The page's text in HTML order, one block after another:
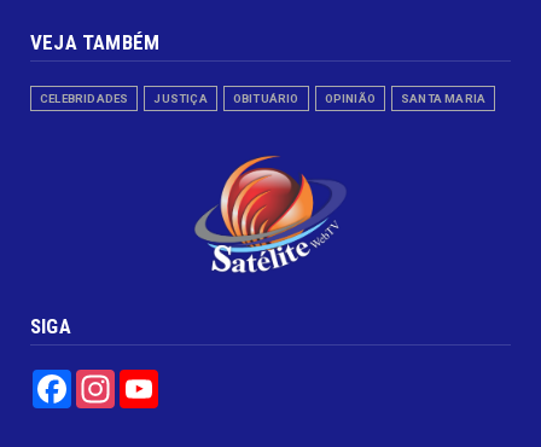
VEJA TAMBÉM
CELEBRIDADES JUSTIÇA OBITUÁRIO OPINIÃO SANTA MARIA
SIGA
FacebookInstagram